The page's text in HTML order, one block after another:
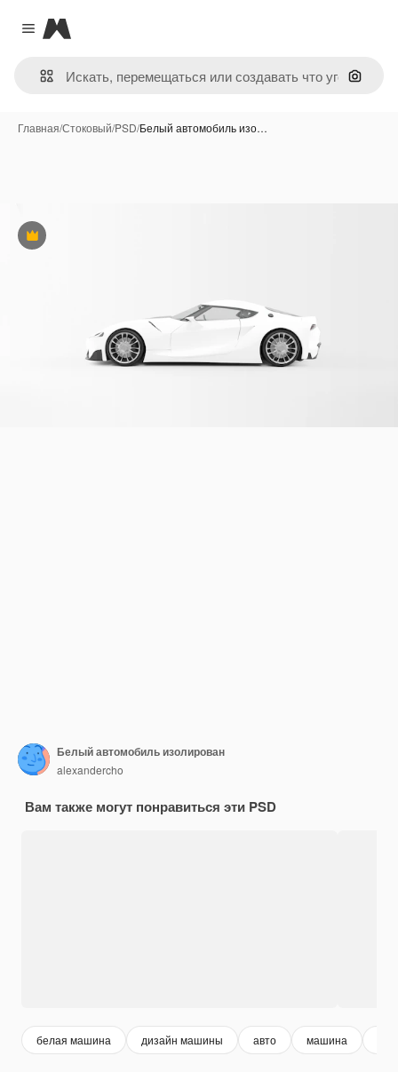
Close menu
Magnific
Поиск
Главная/Стоковый/PSD/Белый автомобиль изо…
Премиум
Белый автомобиль изолирован
alexandercho
Вам также могут понравиться эти PSD
белая машина дизайн машины авто машина